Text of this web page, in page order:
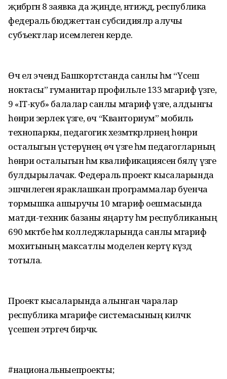
җибәргән 8 заявка да җиңде, нәтиҗәдә, республика
федераль бюджеттан субсидияләр алучы
субъектлар исемлегенә керде.
Өч ел эчендә Башкортстанда санлы һәм “Үсеш
ноктасы” гуманитар профильле 133 мәгариф үзәге,
9 «IT-куб» балалар санлы мәгариф үзәге, алдынгы
һөнәри әзерлек үзәге, өч “Кванториум” мобиль
технопаркы, педагогик хезмәткәрләрнең һөнәри
осталыгын үстерүнең өч үзәге һәм педагогларның
һөнәри осталыгын һәм квалификациясен бәяләү үзәге
булдырылачак. Федераль проект кысаларында
эшчәнлеген яраклашкан программалар буенча
тормышка ашыручы 10 мәгариф оешмасында
матди-техник базаны яңарту һәм республиканың
690 мәктәбе һәм колледжларында санлы мәгариф
мохитының максатлы моделен кертү күздә
тотыла.
Проект кысаларында алынган чаралар
республика мәгарифе системасының киләчәк
үсешенә этәргеч бирәчәк.
#национальныепроекты;